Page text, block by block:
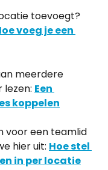
toevoegt?
voeg je een
meerdere
lezen: Een
koppelen
voor een teamlid
hier uit: Hoe stel
in per locatie